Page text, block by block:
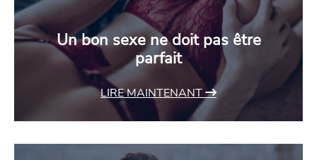
Un bon sexe ne doit pas être
parfait
LIRE MAINTENANT